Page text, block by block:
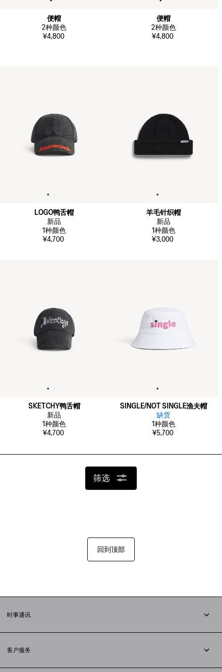
便帽
2种颜色
¥4,800
便帽
2种颜色
¥4,800
LOGO鸭舌帽
新品
1种颜色
¥4,700
羊毛针织帽
新品
1种颜色
¥3,000
SKETCHY鸭舌帽
新品
1种颜色
¥4,700
SINGLE/NOT SINGLE渔夫帽
缺货
1种颜色
¥5,700
筛选
回到顶部
时事通讯
客户服务